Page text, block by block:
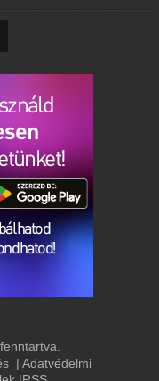
| Adatvédelmi